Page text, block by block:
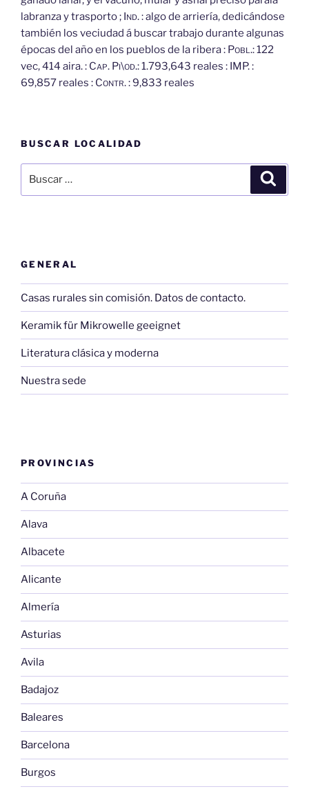
labranza y trasporto ; Ind.: algo de arriería, dedicándose
también los veciudad á buscar trabajo durante algunas
épocas del año en los pueblos de la ribera : Pobl.:122
vec, 414 aira. : Cap. Pi\od.:1.793,643 reales : IMP. :
69,857 reales : Contr.: 9,833 reales
BUSCAR LOCALIDAD
por:
GENERAL
Casas rurales sin comisión. Datos de contacto.
Keramik für Mikrowelle geeignet
Literatura clásica y moderna
Nuestra sede
PROVINCIAS
A Coruña
Alava
Albacete
Alicante
Almería
Asturias
Avila
Badajoz
Baleares
Barcelona
Burgos